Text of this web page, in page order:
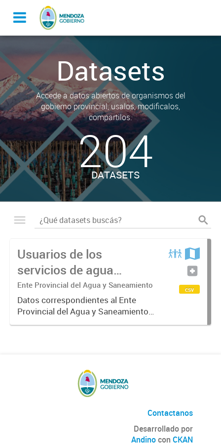
Datasets
Accede a datos abiertos de organismos del
gobierno provincial, usalos, modificalos,
compartilos.
204
DATASETS
Usuarios de los
servicios de agua
potable y cloacas
Ente Provincial del Agua y Saneamiento
Datos correspondientes al Ente
Provincial del Agua y Saneamiento
de Mendoza sobre las cuentas que
csv
Contactanos
Desarrollado por
Andinocon CKAN